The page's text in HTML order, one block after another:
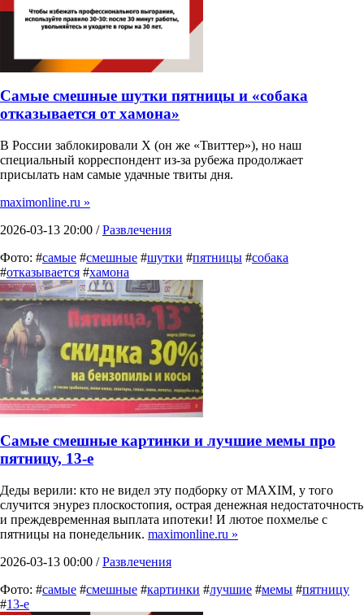
Самые смешные шутки пятницы и «собака
отказывается от хамона»
В России заблокировали X (он же «Твиттер»), но наш
специальный корреспондент из-за рубежа продолжает
присылать нам самые удачные твиты дня.
maximonline.ru »
2026-03-13 20:00 /Развлечения
Фото: #самые #смешные #шутки #пятницы #собака
#отказывается #хамона
Самые смешные картинки и лучшие мемы про
пятницу, 13-е
Деды верили: кто не видел эту подборку от MAXIM, у того
случится энурез плоскостопия, острая денежная недостаточность
и преждевременная выплата ипотеки! И лютое похмелье с
пятницы на понедельник. maximonline.ru »
2026-03-13 00:00 /Развлечения
Фото: #самые #смешные #картинки #лучшие #мемы #пятницу
#13-е